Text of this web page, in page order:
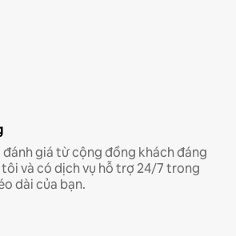
giá từ cộng đồng khách đáng
và có dịch vụ hỗ trợ 24/7 trong
dài của bạn.